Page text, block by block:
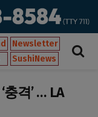
Newsletter
SushiNews
격’ … LA